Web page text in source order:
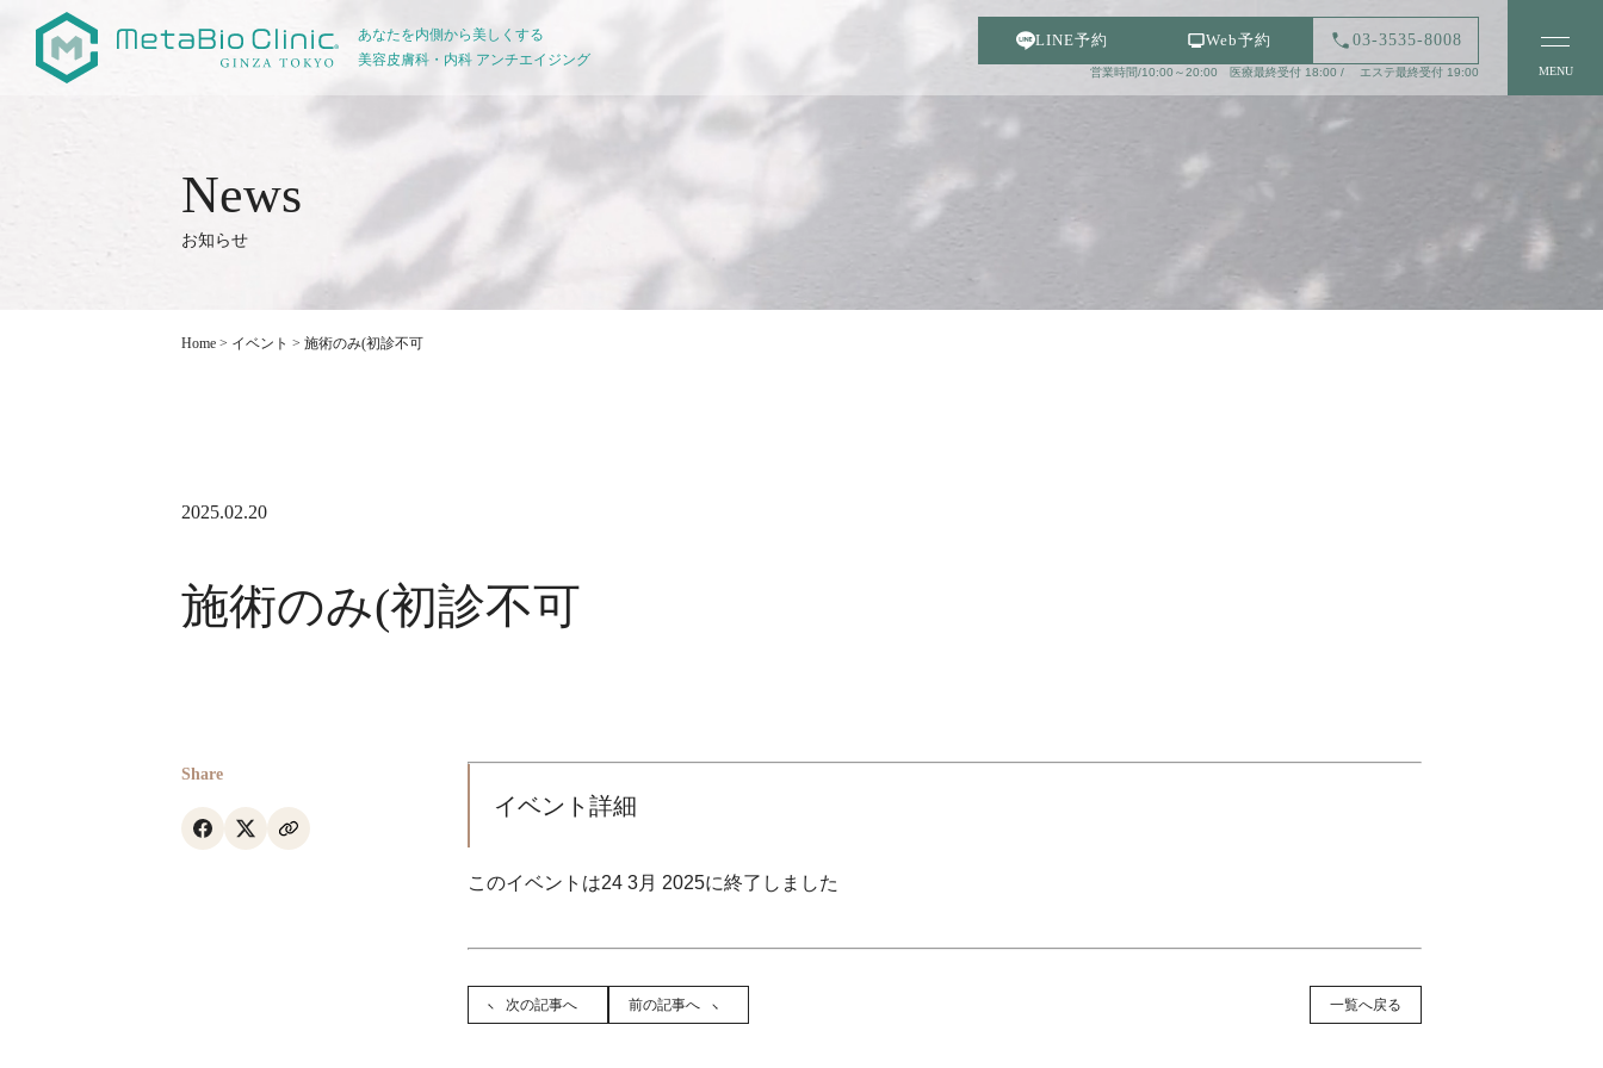
あなたを内側から美しくする
美容皮膚科・内科 アンチエイジング
LINE予約 Web予約 03-3535-8008
営業時間/10:00～20:00 医療最終受付 18:00 / エステ最終受付 19:00 MENU
お知らせ
Home > イベント > 施術のみ(初診不可
2025.02.20
施術のみ(初診不可
Share
イベント詳細
このイベントは24 3月 2025に終了しました
次の記事へ 前の記事へ 一覧へ戻る